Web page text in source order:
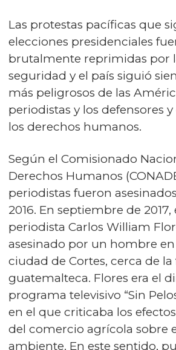
Las protestas pacíficas que
elecciones presidenciales
brutalmente reprimidas por
seguridad y el país siguió
más peligrosos de las
periodistas y los defensores
los derechos humanos.
Según el Comisionado
Derechos Humanos
periodistas fueron
2016. En septiembre de
periodista Carlos William
asesinado por un hombre
ciudad de Cortes, cerca de la
guatemalteca. Flores era el
programa televisivo “Sin
en el que criticaba los
del comercio agrícola sobre
ambiente. En este sentido,